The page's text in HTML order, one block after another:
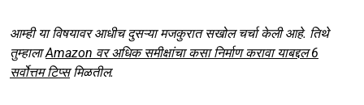
आम्ही या विषयावर आधीच दुसऱ्या मजकुरात सखोल चर्चा केली आहे. तिथे
तुम्हालाAmazon वर अधिक समीक्षांचा कसा निर्माण करावा याबद्दल 6
सर्वोत्तम टिप्समिळतील.